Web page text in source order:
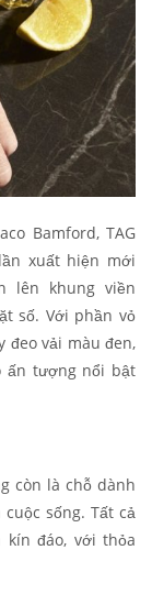
Bamford, TAG
xuất hiện mới
lên khung viền
số. Với phần vỏ
đeo vải màu đen,
ấn tượng nổi bật
còn là chỗ dành
sống. Tất cả
kín đáo, với thỏa